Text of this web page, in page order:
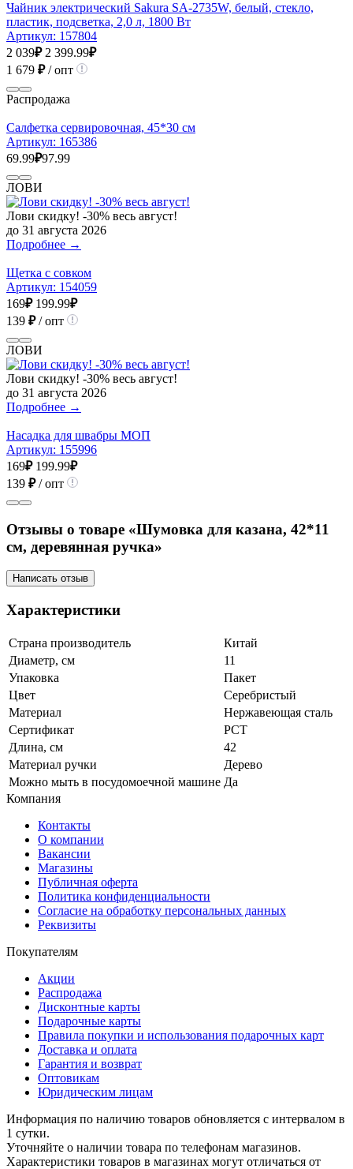
Чайник электрический Sakura SA-2735W, белый, стекло,
пластик, подсветка, 2,0 л, 1800 Вт
Артикул: 157804
2 039₽ 2 399.99₽
1 679 ₽/ опт
Распродажа
Салфетка сервировочная, 45*30 см
Артикул: 165386
69.99₽97.99
ЛОВИ
Лови скидку! -30% весь август!
до 31 августа 2026
Подробнее →
Щетка с совком
Артикул: 154059
169₽ 199.99₽
139 ₽/ опт
ЛОВИ
Лови скидку! -30% весь август!
до 31 августа 2026
Подробнее →
Насадка для швабры МОП
Артикул: 155996
169₽ 199.99₽
139 ₽/ опт
Отзывы о товаре «Шумовка для казана, 42*11
см, деревянная ручка»
Написать отзыв
Характеристики
Страна производитель
Китай
Диаметр, см
11
Упаковка
Пакет
Цвет
Серебристый
Материал
Нержавеющая сталь
Сертификат
РСТ
Длина, см
42
Материал ручки
Дерево
Можно мыть в посудомоечной машине Да
Компания
Контакты
О компании
Вакансии
Магазины
Публичная оферта
Политика конфиденциальности
Согласие на обработку персональных данных
Реквизиты
Покупателям
Акции
Распродажа
Дисконтные карты
Подарочные карты
Правила покупки и использования подарочных карт
Доставка и оплата
Гарантия и возврат
Оптовикам
Юридическим лицам
Информация по наличию товаров обновляется с интервалом в
1 сутки.
Уточняйте о наличии товара по телефонам магазинов.
Характеристики товаров в магазинах могут отличаться от